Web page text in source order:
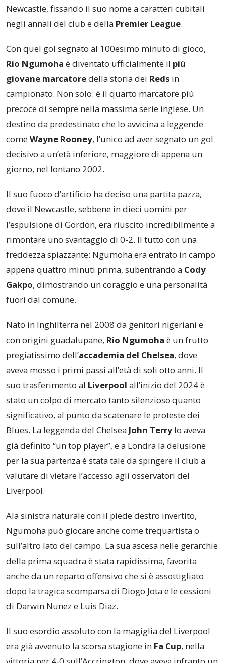
Newcastle, fissando il suo nome a caratteri cubitali
negli annali del club e della Premier League.
Con quel gol segnato al 100esimo minuto di gioco,
Rio Ngumoha è diventato ufficialmente il più
giovane marcatoredella storia dei Reds in
campionato. Non solo: è il quarto marcatore più
precoce di sempre nella massima serie inglese. Un
destino da predestinato che lo avvicina a leggende
comeWayne Rooney, l’unico ad aver segnato un gol
decisivo a un’età inferiore, maggiore di appena un
giorno, nel lontano 2002.
Il suo fuoco d’artificio ha deciso una partita pazza,
dove il Newcastle, sebbene in dieci uomini per
l’espulsione di Gordon, era riuscito incredibilmente a
rimontare uno svantaggio di 0-2. Il tutto con una
freddezza spiazzante: Ngumoha era entrato in campo
appena quattro minuti prima, subentrando a Cody
Gakpo, dimostrando un coraggio e una personalità
fuori dal comune.
Nato in Inghilterra nel 2008 da genitori nigeriani e
con origini guadalupane, Rio Ngumoha è un frutto
pregiatissimo dell’accademia del Chelsea, dove
aveva mosso i primi passi all’età di soli otto anni. Il
suo trasferimento al Liverpool all’inizio del 2024 è
stato un colpo di mercato tanto silenzioso quanto
significativo, al punto da scatenare le proteste dei
Blues. La leggenda del Chelsea John Terry lo aveva
già definito “un top player”, e a Londra la delusione
per la sua partenza è stata tale da spingere il club a
valutare di vietare l’accesso agli osservatori del
Liverpool.
Ala sinistra naturale con il piede destro invertito,
Ngumoha può giocare anche come trequartista o
sull’altro lato del campo. La sua ascesa nelle gerarchie
della prima squadra è stata rapidissima, favorita
anche da un reparto offensivo che si è assottigliato
dopo la tragica scomparsa di Diogo Jota e le cessioni
di Darwin Nunez e Luis Diaz.
Il suo esordio assoluto con la magiglia del Liverpool
era già avvenuto la scorsa stagione in Fa Cup, nella